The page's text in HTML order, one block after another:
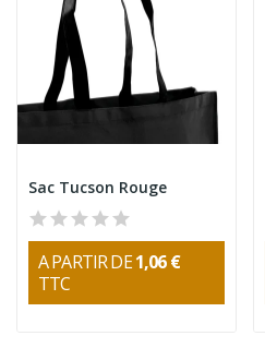
Sac Tucson Rouge
A PARTIR DE1,06 €
TTC